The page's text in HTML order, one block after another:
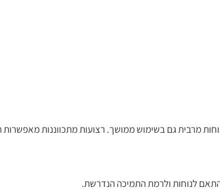
מרבית גם בשימוש ממושך. רצועות מתכווננות
לנוחות ולרמת התמיכה הנדרשת.